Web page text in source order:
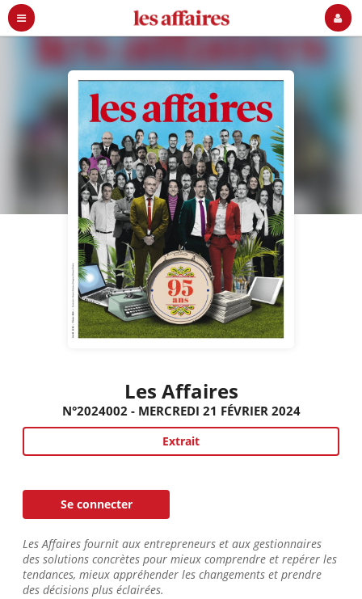
Les Affaires
N°2024002 - MERCREDI 21 FÉVRIER 2024
Extrait
Se connecter
Les Affaires fournit aux entrepreneurs et aux gestionnaires
des solutions concrètes pour mieux comprendre et repérer les
tendances, mieux appréhender les changements et prendre
des décisions plus éclairées.